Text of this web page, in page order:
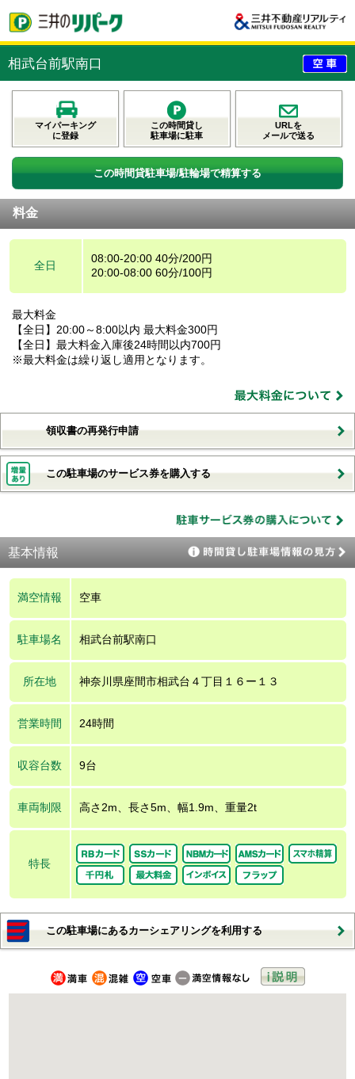
相武台前駅南口
マイパーキング
に登録
この時間貸し
駐車場に駐車
URLを
メールで送る
この時間貸駐車場/駐輪場で精算する
料金
全日
08:00-20:00 40分/200円
20:00-08:00 60分/100円
最大料金
【全日】20:00～8:00以内 最大料金300円
【全日】最大料金入庫後24時間以内700円
※最大料金は繰り返し適用となります。
領収書の再発行申請
この駐車場のサービス券を購入する
基本情報
満空情報 空車
駐車場名 相武台前駅南口
所在地 神奈川県座間市相武台４丁目１６ー１３
営業時間 24時間
収容台数 9台
車両制限 高さ2m、長さ5m、幅1.9m、重量2t
特長
この駐車場にあるカーシェアリングを利用する